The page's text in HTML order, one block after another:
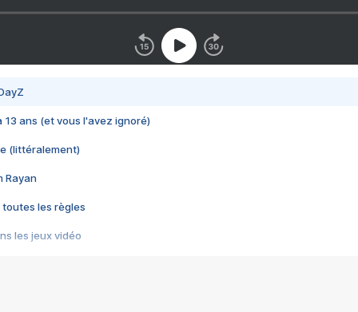
13 ans (et vous l'avez ignoré)
(littéralement)
Rayan
toutes les règles
les jeux vidéo